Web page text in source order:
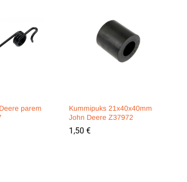
parem
Kummipuks 21x40x40mm
John Deere Z37972
1,50 €